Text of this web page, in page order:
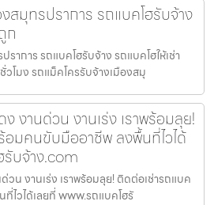
สมุทรปราการ รถแบคโฮรับจ้าง
ก
าการ รถแบคโฮรับจ้าง รถแบคโฮให้เช่า
โมง รถแม็คโครรับจ้างเมืองสมุ
งานด่วน งานเร่ง เราพร้อมลุย!
อมคนขับมืออาชีพ ลงพื้นที่ไวได้
บจ้าง.com
น งานเร่ง เราพร้อมลุย! ติดต่อเช่ารถแบค
ไวได้เลยที่ www.รถแบคโฮรั